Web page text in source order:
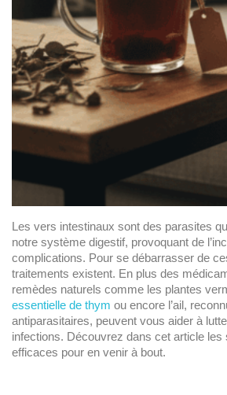
Les vers intestinaux sont des parasites
notre système digestif, provoquant de
complications. Pour se débarrasser de
traitements existent. En plus des
remèdes naturels comme les plantes
essentielle de thym ou encore l’ail,
antiparasitaires, peuvent vous aider à
infections. Découvrez dans cet article les
efficaces pour en venir à bout.